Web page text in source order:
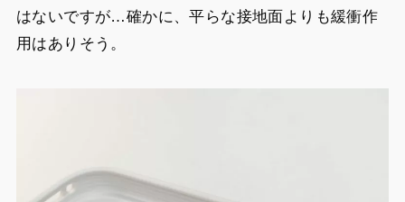
はないですが…確かに、平らな接地面よりも緩衝作
用はありそう。